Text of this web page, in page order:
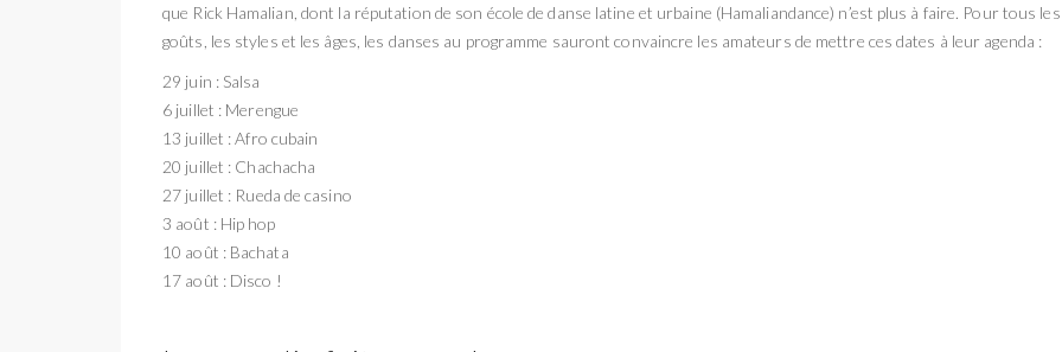
que Rick Hamalian, dont la réputation de son école de danse latine et urbaine (Hamaliandance) n’est plus à faire. Pour tous les
goûts, les styles et les âges, les danses au programme sauront convaincre les amateurs de mettre ces dates à leur agenda :
29 juin : Salsa
6 juillet : Merengue
13 juillet : Afro cubain
20 juillet : Chachacha
27 juillet : Rueda de casino
3 août : Hip hop
10 août : Bachata
17 août : Disco !